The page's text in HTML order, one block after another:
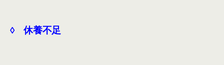
◊ 休養不足